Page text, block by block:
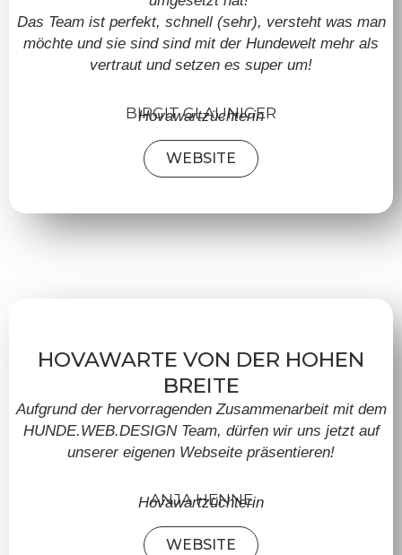
Das Team ist perfekt, schnell (sehr), versteht was man
möchte und sie sind sind mit der Hundewelt mehr als
vertraut und setzen es super um!
BIRGIT GLAUNIGER
Hovawartzüchterin
WEBSITE
HOVAWARTE VON DER HOHEN
BREITE
Aufgrund der hervorragenden Zusammenarbeit mit dem
HUNDE.WEB.DESIGN Team, dürfen wir uns jetzt auf
unserer eigenen Webseite präsentieren!
ANJA HENNE
Hovawartzüchterin
WEBSITE